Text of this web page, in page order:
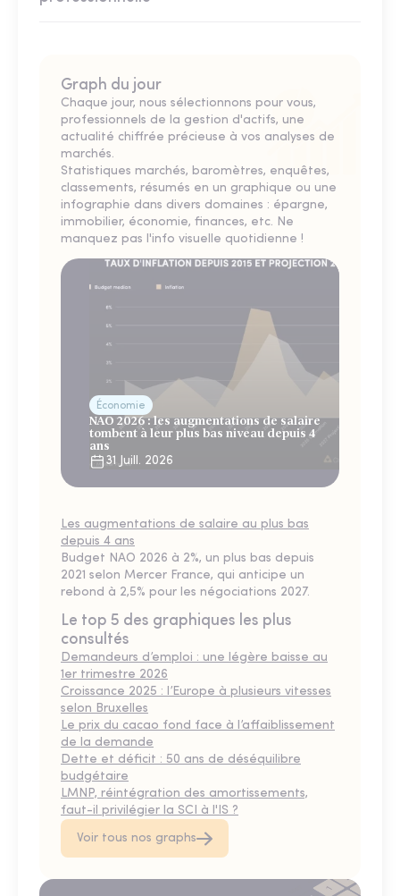
Graph du jour
Chaque jour, nous sélectionnons pour vous,
professionnels de la gestion d'actifs, une
actualité chiffrée précieuse à vos analyses de
marchés.
Statistiques marchés, baromètres, enquêtes,
classements, résumés en un graphique ou une
infographie dans divers domaines : épargne,
immobilier, économie, finances, etc. Ne
manquez pas l'info visuelle quotidienne !
Économie
NAO 2026 : les augmentations de salaire
tombent à leur plus bas niveau depuis 4
ans
31 Juill. 2026
Les augmentations de salaire au plus bas
depuis 4 ans
Budget NAO 2026 à 2%, un plus bas depuis
2021 selon Mercer France, qui anticipe un
rebond à 2,5% pour les négociations 2027.
Le top 5 des graphiques les plus
consultés
Demandeurs d’emploi : une légère baisse au
1er trimestre 2026
Croissance 2025 : l’Europe à plusieurs vitesses
selon Bruxelles
Le prix du cacao fond face à l’affaiblissement
de la demande
Dette et déficit : 50 ans de déséquilibre
budgétaire
LMNP, réintégration des amortissements,
faut-il privilégier la SCI à l'IS ?
Voir tous nos graphs